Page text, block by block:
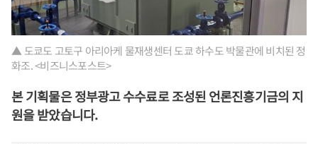
▲ 도쿄도 고토구 아리아케 물재생센터 도쿄 하수도 박물관에 비치된 정
화조. <비즈니스포스트>
본 기획물은 정부광고 수수료로 조성된 언론진흥기금의 지
원을 받았습니다.